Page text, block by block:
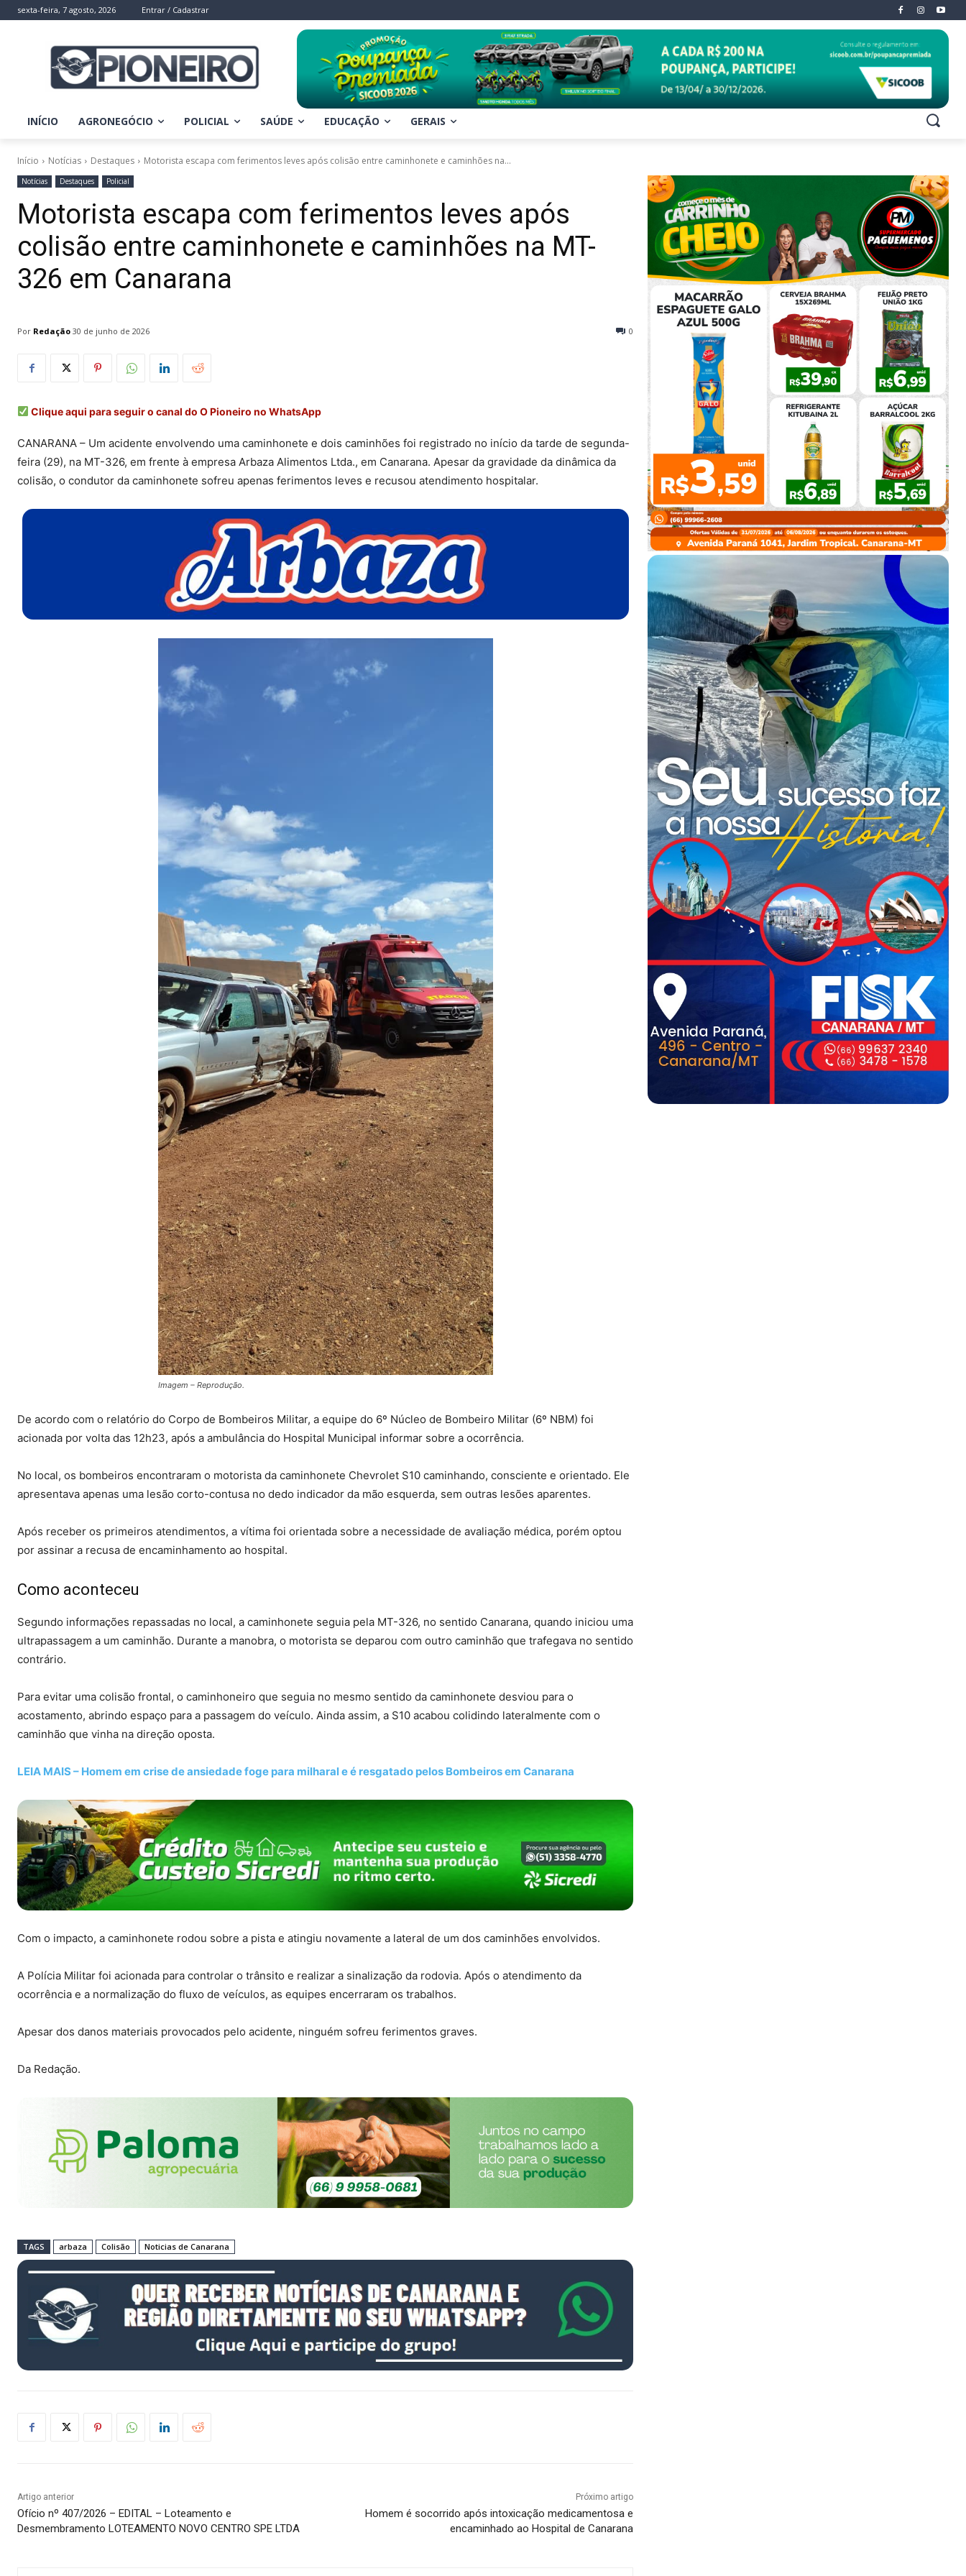
sexta-feira, 7 agosto, 2026 Entrar / Cadastrar
INÍCIO AGRONEGÓCIO POLICIAL SAÚDE EDUCAÇÃO GERAIS
Início Notícias Destaques Motorista escapa com ferimentos leves após colisão entre caminhonete e caminhões na...
Notícias Destaques Policial
Motorista escapa com ferimentos leves após
colisão entre caminhonete e caminhões na MT-
326 em Canarana
Por Redação 0
30 de junho de 2026
Clique aqui para seguir o canal do O Pioneiro no WhatsApp
CANARANA – Um acidente envolvendo uma caminhonete e dois caminhões foi registrado no início da tarde de segunda-
feira (29), na MT-326, em frente à empresa Arbaza Alimentos Ltda., em Canarana. Apesar da gravidade da dinâmica da
colisão, o condutor da caminhonete sofreu apenas ferimentos leves e recusou atendimento hospitalar.
Imagem – Reprodução.
De acordo com o relatório do Corpo de Bombeiros Militar, a equipe do 6º Núcleo de Bombeiro Militar (6º NBM) foi
acionada por volta das 12h23, após a ambulância do Hospital Municipal informar sobre a ocorrência.
No local, os bombeiros encontraram o motorista da caminhonete Chevrolet S10 caminhando, consciente e orientado. Ele
apresentava apenas uma lesão corto-contusa no dedo indicador da mão esquerda, sem outras lesões aparentes.
Após receber os primeiros atendimentos, a vítima foi orientada sobre a necessidade de avaliação médica, porém optou
por assinar a recusa de encaminhamento ao hospital.
Como aconteceu
Segundo informações repassadas no local, a caminhonete seguia pela MT-326, no sentido Canarana, quando iniciou uma
ultrapassagem a um caminhão. Durante a manobra, o motorista se deparou com outro caminhão que trafegava no sentido
contrário.
Para evitar uma colisão frontal, o caminhoneiro que seguia no mesmo sentido da caminhonete desviou para o
acostamento, abrindo espaço para a passagem do veículo. Ainda assim, a S10 acabou colidindo lateralmente com o
caminhão que vinha na direção oposta.
LEIA MAIS – Homem em crise de ansiedade foge para milharal e é resgatado pelos Bombeiros em Canarana
Com o impacto, a caminhonete rodou sobre a pista e atingiu novamente a lateral de um dos caminhões envolvidos.
A Polícia Militar foi acionada para controlar o trânsito e realizar a sinalização da rodovia. Após o atendimento da
ocorrência e a normalização do fluxo de veículos, as equipes encerraram os trabalhos.
Apesar dos danos materiais provocados pelo acidente, ninguém sofreu ferimentos graves.
Da Redação.
TAGS arbaza Colisão Noticias de Canarana
Artigo anterior
Ofício nº 407/2026 – EDITAL – Loteamento e
Desmembramento LOTEAMENTO NOVO CENTRO SPE LTDA
Próximo artigo
Homem é socorrido após intoxicação medicamentosa e
encaminhado ao Hospital de Canarana